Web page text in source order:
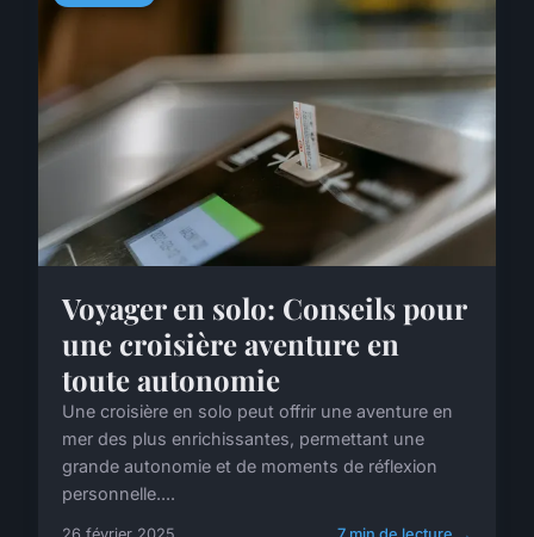
Voyager en solo: Conseils pour
une croisière aventure en
toute autonomie
Une croisière en solo peut offrir une aventure en
mer des plus enrichissantes, permettant une
grande autonomie et de moments de réflexion
personnelle....